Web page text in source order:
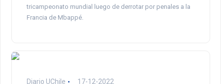
tricampeonato mundial luego de derrotar por penales a la
Francia de Mbappé.
Diario UChile 17-12-2022